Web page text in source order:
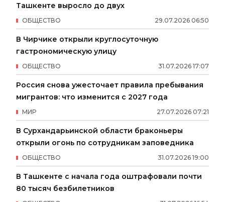
Ташкенте выросло до двух
29.07.2026 06:50
ОБЩЕСТВО
В Чирчике открыли круглосуточную
гастрономическую улицу
31.07.2026 17:07
ОБЩЕСТВО
Россия снова ужесточает правила пребывания
мигрантов: что изменится с 2027 года
27.07.2026 07:21
МИР
В Сурхандарьинской области браконьеры
открыли огонь по сотрудникам заповедника
31.07.2026 19:00
ОБЩЕСТВО
В Ташкенте с начала года оштрафовали почти
80 тысяч безбилетников